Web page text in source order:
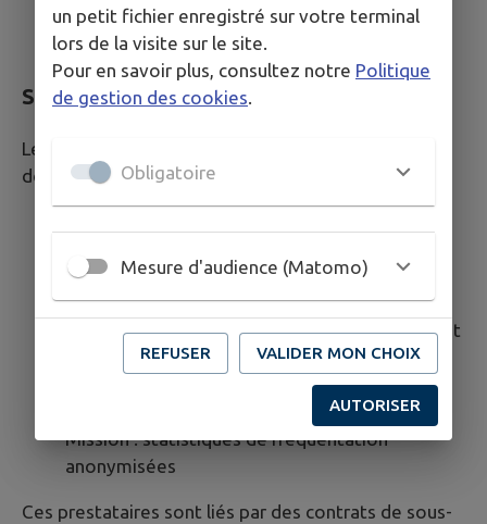
Services de la Mairie compétents selon la
nature de votre demande
Sous-traitants et prestataires techniques
Les sous-traitants suivants peuvent accéder à vos
données dans le cadre strict de leurs missions :
Localisation : Serveurs hébergés par AWS
France, situés en France
Mission : maintenance technique, hébergement
Matomo: solution de mesure d'audience
Mission : statistiques de fréquentation
anonymisées
Ces prestataires sont liés par des contrats de sous-
un petit fichier enregistré sur votre terminal
lors de la visite sur le site.
Pour en savoir plus, consultez notre Politique
de gestion des cookies.
Obligatoire
Mesure d'audience (Matomo)
REFUSER VALIDER MON CHOIX
AUTORISER